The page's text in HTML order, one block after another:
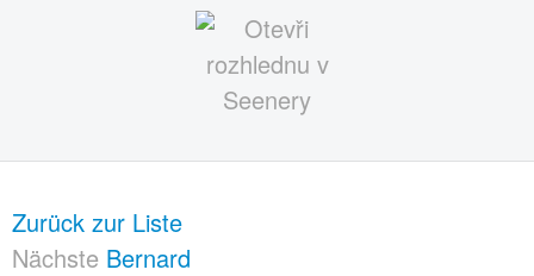
Zurück zur Liste
Nächste Bernard